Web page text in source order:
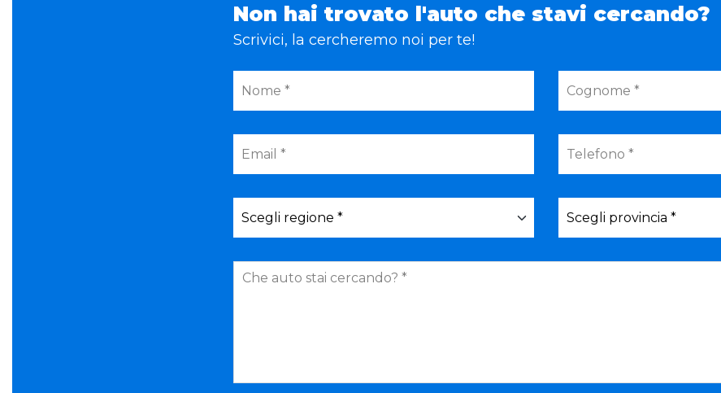
Non hai trovato l'auto che stavi cercando?
Scrivici, la cercheremo noi per te!